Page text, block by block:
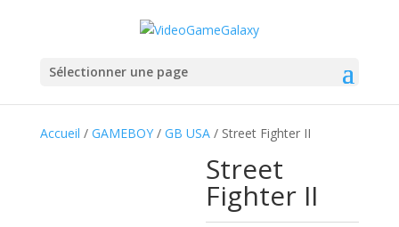
Sélectionner une page
Accueil / GAMEBOY/ GB USA/ Street Fighter II
Street
Fighter II